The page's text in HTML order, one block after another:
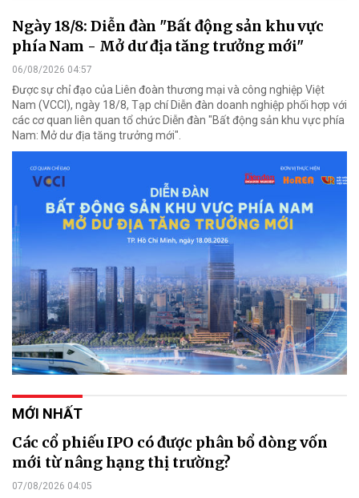
Ngày 18/8: Diễn đàn "Bất động sản khu vực
phía Nam - Mở dư địa tăng trưởng mới"
06/08/2026 04:57
Được sự chỉ đạo của Liên đoàn thương mại và công nghiệp Việt
Nam (VCCI), ngày 18/8, Tạp chí Diễn đàn doanh nghiệp phối hợp với
các cơ quan liên quan tổ chức Diễn đàn "Bất động sản khu vực phía
Nam: Mở dư địa tăng trưởng mới".
MỚI NHẤT
Các cổ phiếu IPO có được phân bổ dòng vốn
mới từ nâng hạng thị trường?
07/08/2026 04:05